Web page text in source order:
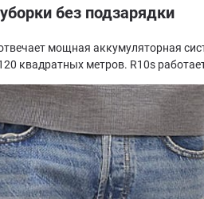
без подзарядки
мощная аккумуляторная
квадратных метров. R10s